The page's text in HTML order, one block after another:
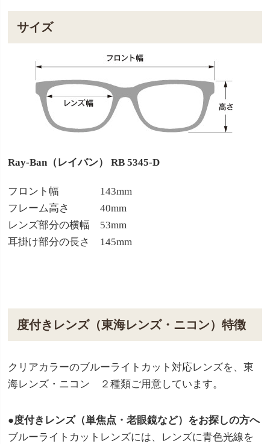
サイズ
Ray-Ban（レイバン） RB 5345-D
フロント幅 143mm
フレーム高さ 40mm
レンズ部分の横幅 53mm
耳掛け部分の長さ 145mm
度付きレンズ（東海レンズ・ニコン）特徴
クリアカラーのブルーライトカット対応レンズを、東
海レンズ・ニコン ２種類ご用意しています。
●度付きレンズ（単焦点・老眼鏡など）をお探しの方へ
ブルーライトカットレンズには、レンズに青色光線を